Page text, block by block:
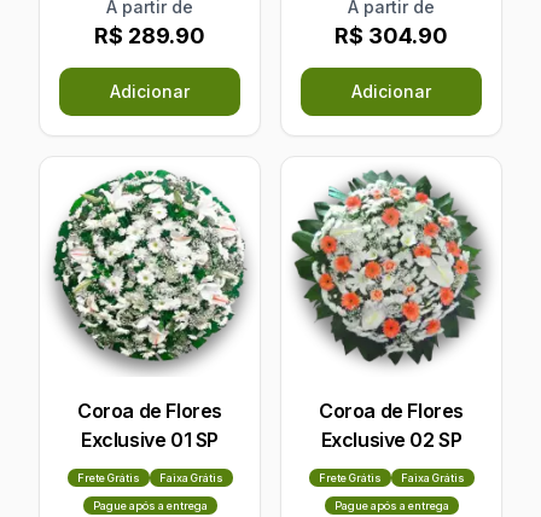
A partir de
R$ 289.90
Adicionar
A partir de
R$ 304.90
Adicionar
Coroa de Flores
Exclusive 01 SP
Frete Grátis Faixa Grátis
Pague após a entrega
Coroa de Flores
Exclusive 02 SP
Frete Grátis Faixa Grátis
Pague após a entrega